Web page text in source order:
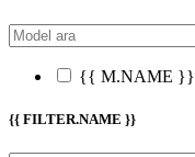
{{ M.NAME }}
{{ FILTER.NAME }}